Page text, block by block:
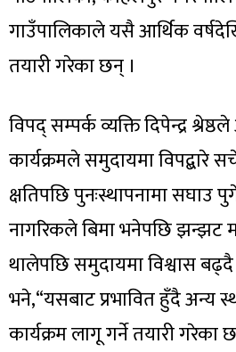
गाउँपालिकाले यसै आर्थिक
तयारी गरेका छन् ।
विपद् सम्पर्क व्यक्ति दिपेन्द्र
कार्यक्रमले समुदायमा विपद्बारे
क्षतिपछि पुनःस्थापनामा सघाउ
नागरिकले बिमा भनेपछि झन्झट
थालेपछि समुदायमा विश्वास
भने,“यसबाट प्रभावित हुँदै अन्य
कार्यक्रम लागू गर्ने तयारी गरेका